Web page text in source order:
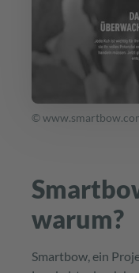
©
warum?
Smartbow, ein